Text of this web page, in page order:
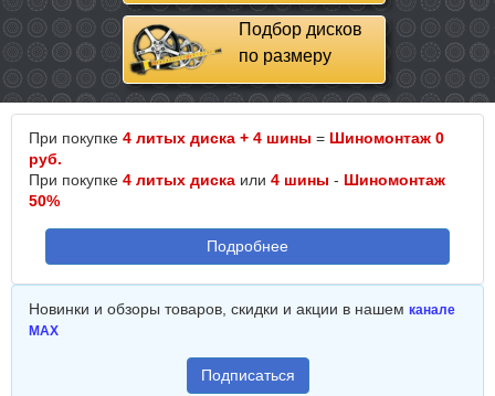
Подбор дисков
по размеру
При покупке 4 литых диска + 4 шины = Шиномонтаж 0
руб.
При покупке 4 литых диска или 4 шины - Шиномонтаж
50%
Подробнее
Новинки и обзоры товаров, скидки и акции в нашем канале
MAX
Подписаться